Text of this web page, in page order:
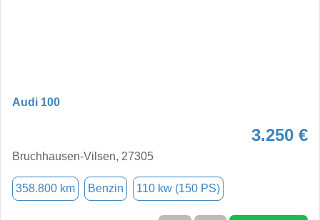
Audi 100
3.250 €
Bruchhausen-Vilsen, 27305
358.800 km Benzin 110 kw (150 PS)